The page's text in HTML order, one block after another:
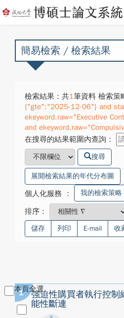
簡易檢索 / 檢索結果
檢索結果：共1筆資料 檢索策
{"gte":"2025-12-06"} and
ekeyword.raw="Executive
and
在搜尋的結果範圍內查詢：
搜尋
展開檢索結果的年代分布圖
個人化服務 ： 我的檢索策略
排序：
儲存 列印 E-mail 收
本頁全選
1
強迫性購買者執行控制
能性斷連